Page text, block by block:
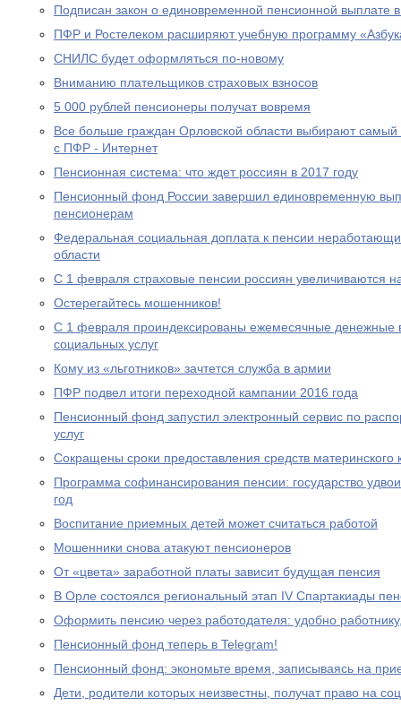
Подписан закон о единовременной пенсионной выплате
ПФР и Ростелеком расширяют учебную программу
СНИЛС будет оформляться по-новому
Вниманию плательщиков страховых взносов
5 000 рублей пенсионеры получат вовремя
Все больше граждан Орловской области выбирают
с ПФР - Интернет
Пенсионная система: что ждет россиян в 2017 году
Пенсионный фонд России завершил единовременную
пенсионерам
Федеральная социальная доплата к пенсии
области
С 1 февраля страховые пенсии россиян увеличиваются
Остерегайтесь мошенников!
С 1 февраля проиндексированы ежемесячные денежные
социальных услуг
Кому из «льготников» зачтется служба в армии
ПФР подвел итоги переходной кампании 2016 года
Пенсионный фонд запустил электронный сервис по
услуг
Сокращены сроки предоставления средств материнского
Программа софинансирования пенсии: государство
год
Воспитание приемных детей может считаться работой
Мошенники снова атакуют пенсионеров
От «цвета» заработной платы зависит будущая пенсия
В Орле состоялся региональный этап IV Спартакиады
Оформить пенсию через работодателя: удобно
Пенсионный фонд теперь в Telegram!
Пенсионный фонд: экономьте время, записываясь на
Дети, родители которых неизвестны, получат право на